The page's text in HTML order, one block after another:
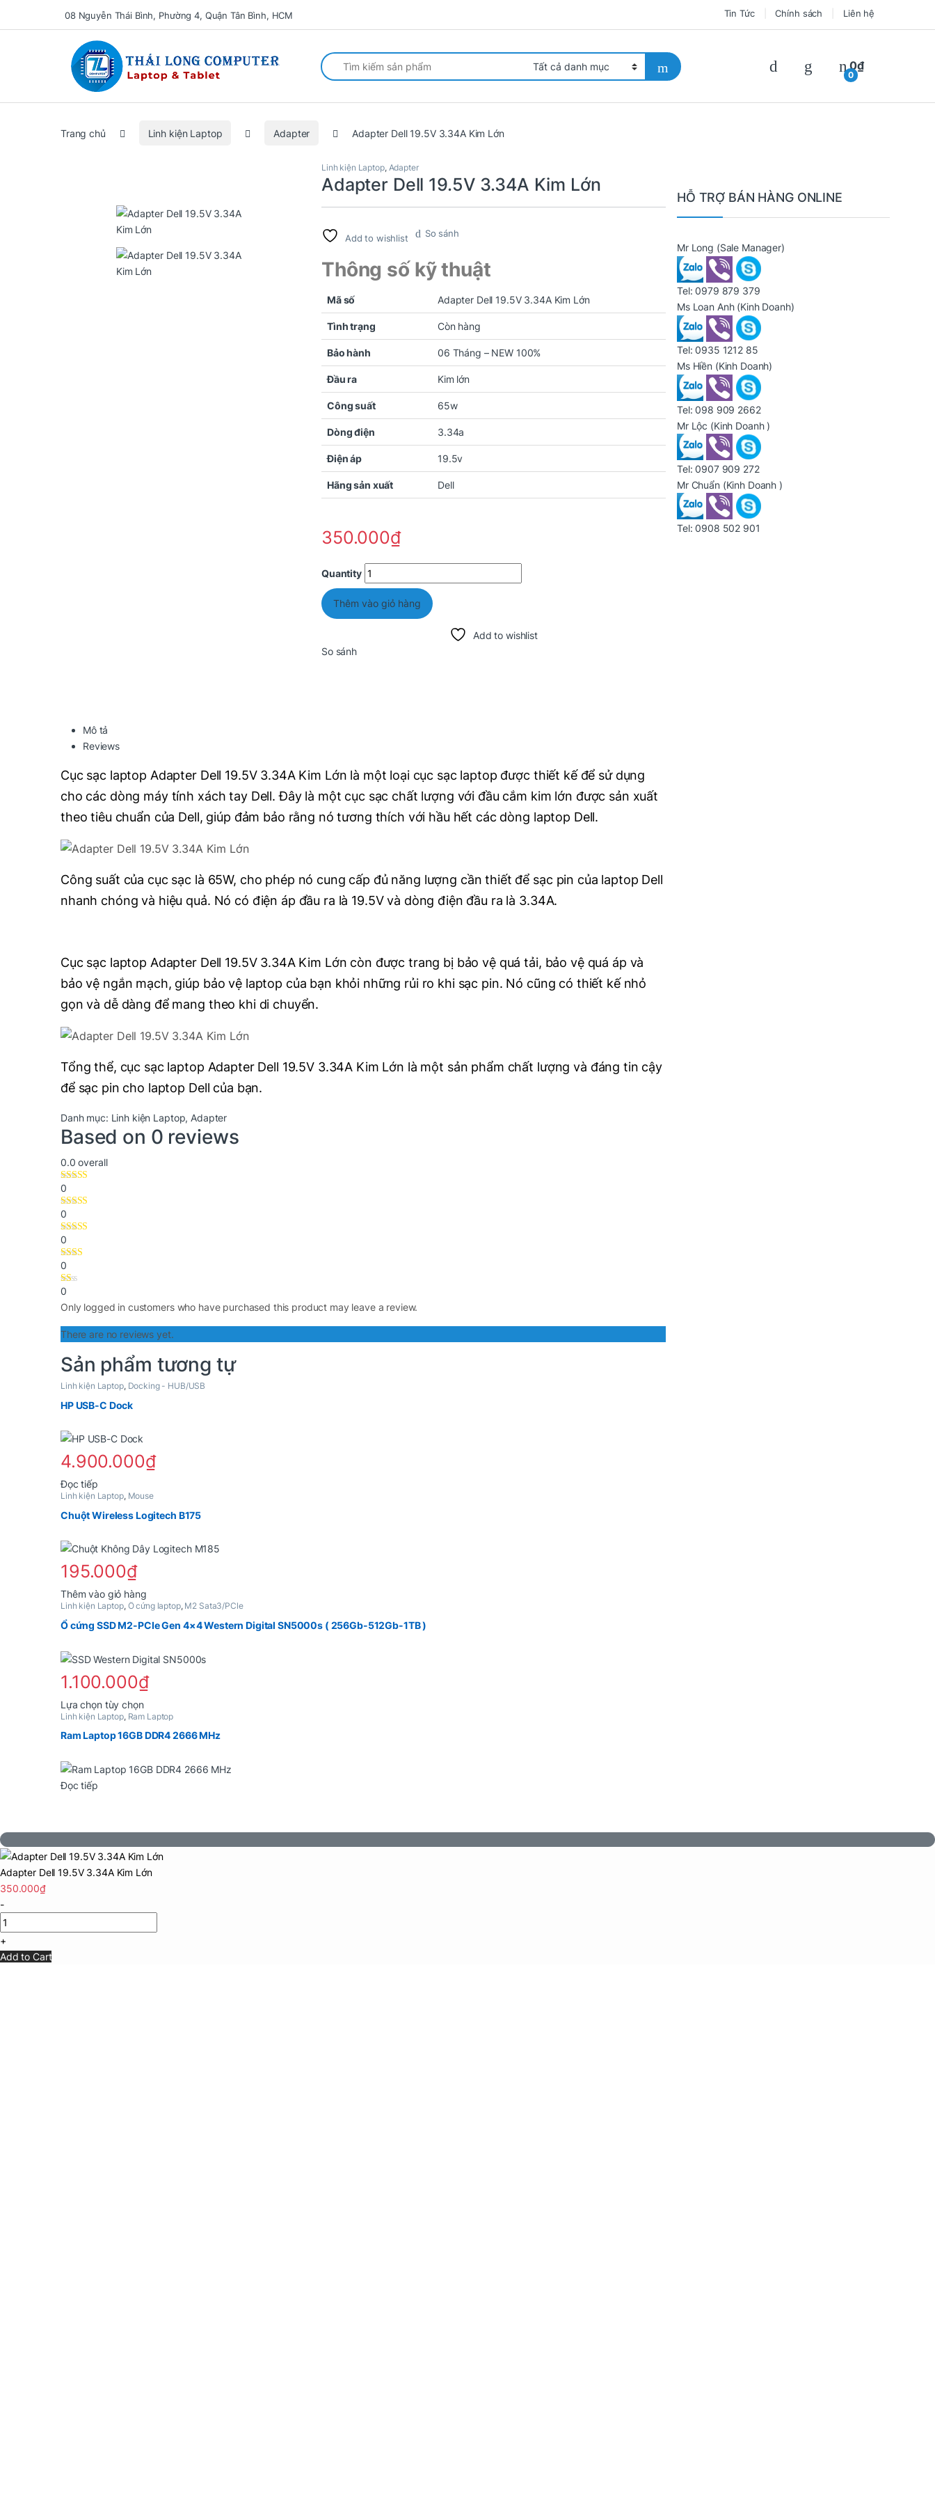
08 Nguyễn Thái Bình, Phường 4, Quận Tân Bình, HCM Tin Tức Chính sách Liên hệ
Search for:
0
0₫
Trang chủ Linh kiện Laptop Adapter Adapter Dell 19.5V 3.34A Kim Lớn
Linh kiện Laptop, Adapter
Adapter Dell 19.5V 3.34A Kim Lớn
Add to wishlist So sánh
Thông số kỹ thuật
Mã số Adapter Dell 19.5V 3.34A Kim Lớn
Tình trạng Còn hàng
Bảo hành 06 Tháng – NEW 100%
Đầu ra Kim lớn
Công suất 65w
Dòng điện 3.34a
Điện áp 19.5v
Hãng sản xuất Dell
350.000₫
Quantity
Thêm vào giỏ hàng
Add to wishlist
So sánh
Mô tả
Reviews
Cục sạc laptop Adapter Dell 19.5V 3.34A Kim Lớn là một loại cục sạc laptop được thiết kế để sử dụng
cho các dòng máy tính xách tay Dell. Đây là một cục sạc chất lượng với đầu cắm kim lớn được sản xuất
theo tiêu chuẩn của Dell, giúp đảm bảo rằng nó tương thích với hầu hết các dòng laptop Dell.
Công suất của cục sạc là 65W, cho phép nó cung cấp đủ năng lượng cần thiết để sạc pin của laptop Dell
nhanh chóng và hiệu quả. Nó có điện áp đầu ra là 19.5V và dòng điện đầu ra là 3.34A.
Cục sạc laptop Adapter Dell 19.5V 3.34A Kim Lớn còn được trang bị bảo vệ quá tải, bảo vệ quá áp và
bảo vệ ngắn mạch, giúp bảo vệ laptop của bạn khỏi những rủi ro khi sạc pin. Nó cũng có thiết kế nhỏ
gọn và dễ dàng để mang theo khi di chuyển.
Tổng thể, cục sạc laptop Adapter Dell 19.5V 3.34A Kim Lớn là một sản phẩm chất lượng và đáng tin cậy
để sạc pin cho laptop Dell của bạn.
Danh mục: Linh kiện Laptop, Adapter
Based on 0 reviews
0.0 overall
0
0
0
0
0
Only logged in customers who have purchased this product may leave a review.
There are no reviews yet.
Sản phẩm tương tự
Linh kiện Laptop, Docking - HUB/USB
HP USB-C Dock
4.900.000₫
Đọc tiếp
Linh kiện Laptop, Mouse
Chuột Wireless Logitech B175
195.000₫
Thêm vào giỏ hàng
Linh kiện Laptop, Ổ cứng laptop, M2 Sata3/PCle
Ổ cứng SSD M2-PCIe Gen 4×4 Western Digital SN5000s ( 256Gb-512Gb-1TB )
1.100.000₫
Lựa chọn tùy chọn
Sản phẩm này có nhiều biến thể. Các tùy chọn có thể được chọn trên trang sản phẩm
Linh kiện Laptop, Ram Laptop
Ram Laptop 16GB DDR4 2666 MHz
Đọc tiếp
HỖ TRỢ BÁN HÀNG ONLINE
Mr Long (Sale Manager)
Tel:0979 879 379
Ms Loan Anh (Kinh Doanh)
Tel:0935 1212 85
Ms Hiền (Kinh Doanh)
Tel:098 909 2662
Mr Lộc (Kinh Doanh )
Tel:0907 909 272
Mr Chuẩn (Kinh Doanh )
Tel:0908 502 901
Adapter Dell 19.5V 3.34A Kim Lớn
350.000₫
-
+
Add to Cart